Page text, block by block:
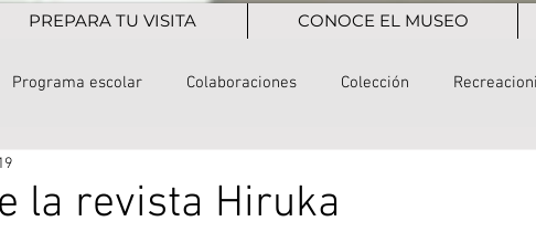
PREPARA TU VISITA CONOCE EL MUSEO
Programa escolar Colaboraciones Colección
la revista Hiruka